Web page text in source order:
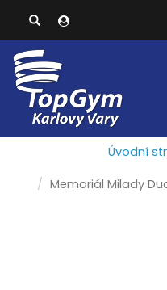
Úvodní
Memoriál Milady